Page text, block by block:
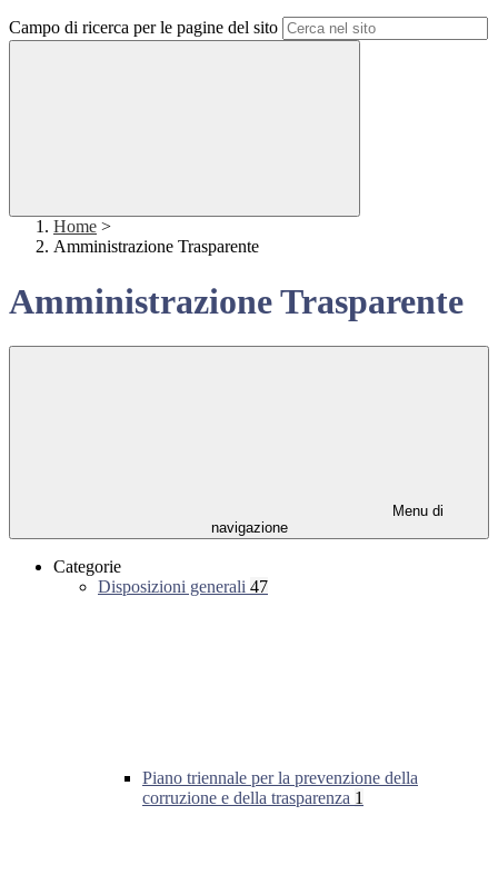
Campo di ricerca per le pagine del sito
Home >
Amministrazione Trasparente
Amministrazione Trasparente
Menu di
navigazione
Categorie
Disposizioni generali 47
Piano triennale per la prevenzione della
corruzione e della trasparenza 1